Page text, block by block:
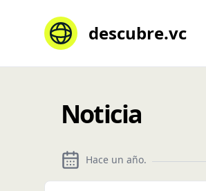
descubre.vc
Noticia
Hace un año.